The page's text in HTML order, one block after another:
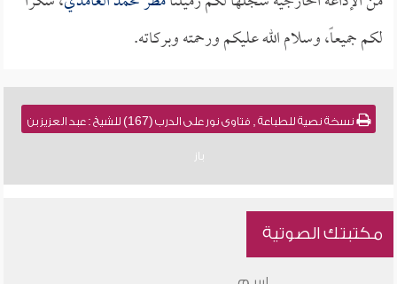
لكم جميعاً، وسلام الله عليكم ورحمته وبركاته.
نسخة نصية للطباعة , فتاوى نور على الدرب (167) للشيخ : عبد العزيز بن
باز
مكتبتك الصوتية